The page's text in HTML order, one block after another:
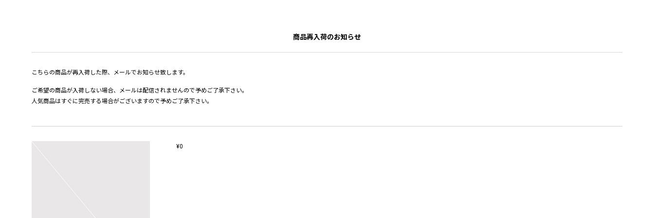
商品再入荷のお知らせ
こちらの商品が再入荷した際、メールでお知らせ致します。
ご希望の商品が入荷しない場合、メールは配信されませんので予めご了承下さい。
人気商品はすぐに完売する場合がございますので予めご了承下さい。
¥0